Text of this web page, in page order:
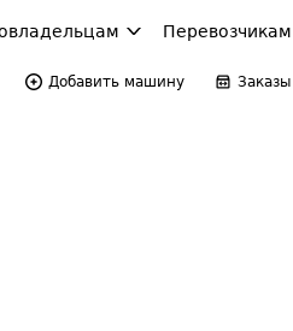
Перевозчикам
Добавить машину Заказы